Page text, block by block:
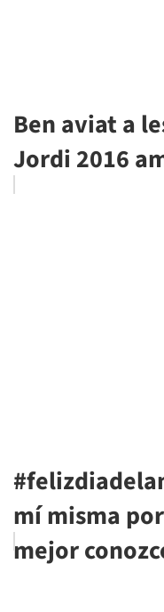
Ben aviat a
Jordi 2016
mí misma
mejor